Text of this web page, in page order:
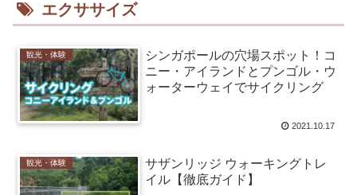
エクササイズ
観光・体験
シンガポールの穴場スポット！コ
ニー・アイランドとプンゴル・ウ
ォーターウェイでサイクリング
2021.10.17
観光・体験
サザンリッジ ウォーキングトレ
イル【徹底ガイド】